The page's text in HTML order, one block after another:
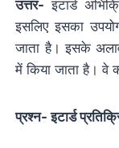
उत्तर- इटार्ड
इसलिए इसका
जाता है। इसके
में किया जाता है। वे
प्रश्न- इटार्ड